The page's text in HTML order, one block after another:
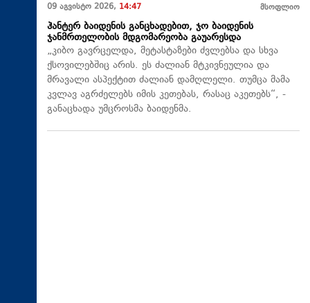
09 აგვისტო 2026, 14:47 მსოფლიო
ჰანტერ ბაიდენის განცხადებით, ჯო ბაიდენის
ჯანმრთელობის მდგომარეობა გაუარესდა
„კიბო გავრცელდა, მეტასტაზები ძვლებსა და სხვა
ქსოვილებშიც არის. ეს ძალიან მტკივნეულია და
მრავალი ასპექტით ძალიან დამღლელი. თუმცა მამა
კვლავ აგრძელებს იმის კეთებას, რასაც აკეთებს“, -
განაცხადა უმცროსმა ბაიდენმა.